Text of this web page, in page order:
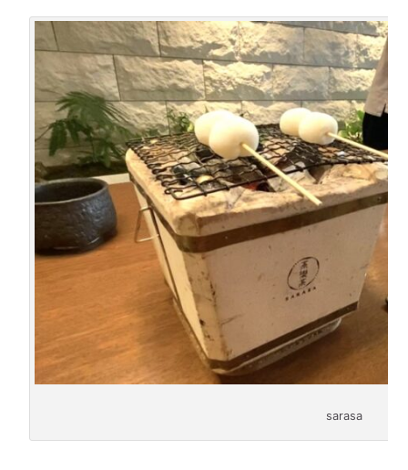
sarasa